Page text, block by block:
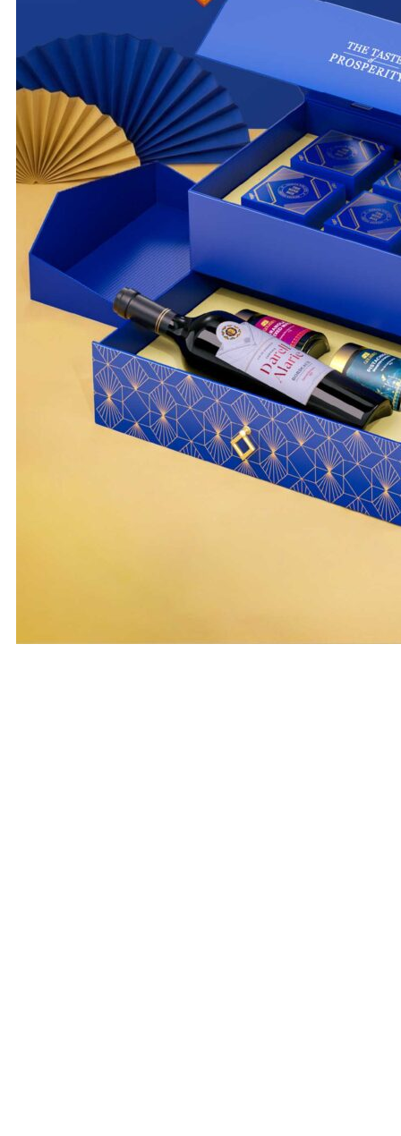
Moments
The Wine Box
Moon D’Art
QUÀ TẶNG DOANH NGHIỆP
THÔNG TIN LIÊN HỆ